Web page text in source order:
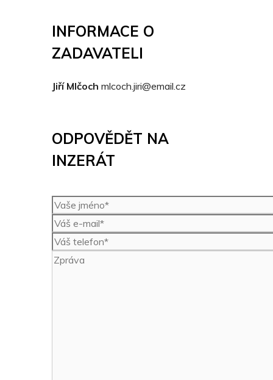
INFORMACE O
ZADAVATELI
Jiří Mlčoch mlcoch.jiri@email.cz
ODPOVĚDĚT NA
INZERÁT